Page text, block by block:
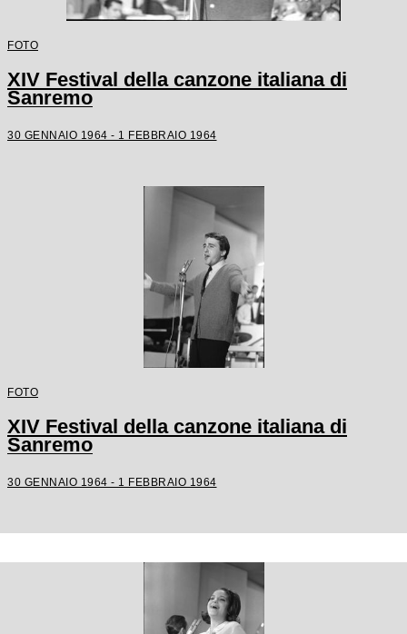
FOTO
XIV Festival della canzone italiana di
Sanremo
30 GENNAIO 1964 - 1 FEBBRAIO 1964
FOTO
XIV Festival della canzone italiana di
Sanremo
30 GENNAIO 1964 - 1 FEBBRAIO 1964